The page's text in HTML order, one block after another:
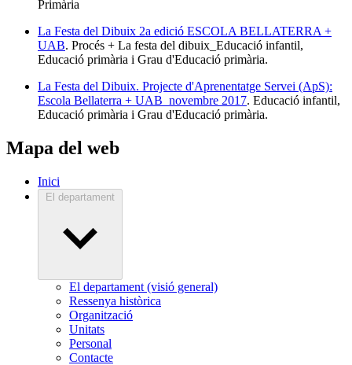
Primària
La Festa del Dibuix 2a edició ESCOLA BELLATERRA +
UAB. Procés + La festa del dibuix_Educació infantil,
Educació primària i Grau d'Educació primària.
La Festa del Dibuix. Projecte d'Aprenentatge Servei (ApS):
Escola Bellaterra + UAB_novembre 2017. Educació infantil,
Educació primària i Grau d'Educació primària.
Mapa del web
Inici
El departament
El departament (visió general)
Ressenya històrica
Organització
Unitats
Personal
Contacte